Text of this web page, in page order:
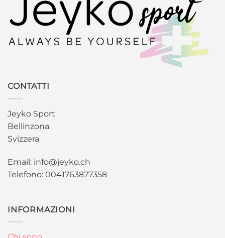
CONTATTI
Jeyko Sport
Bellinzona
Svizzera
Email: info@jeyko.ch
Telefono: 0041763877358
INFORMAZIONI